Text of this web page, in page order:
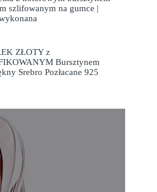
szlifowanym na gumce |
ZŁOTY z
Bursztynem
Srebro Pozłacane 925